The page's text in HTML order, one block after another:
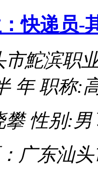
快递员-
市鮀滨职
年 职称:
攀 性别:男
广东汕